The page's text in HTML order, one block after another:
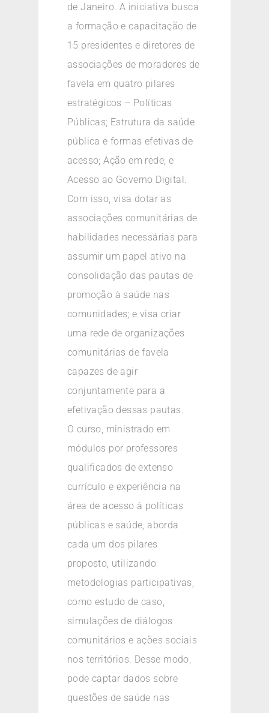
de Janeiro. A iniciativa busca
a formação e capacitação de
15 presidentes e diretores de
associações de moradores de
favela em quatro pilares
estratégicos – Políticas
Públicas; Estrutura da saúde
pública e formas efetivas de
acesso; Ação em rede; e
Acesso ao Governo Digital.
Com isso, visa dotar as
associações comunitárias de
habilidades necessárias para
assumir um papel ativo na
consolidação das pautas de
promoção à saúde nas
comunidades; e visa criar
uma rede de organizações
comunitárias de favela
capazes de agir
conjuntamente para a
efetivação dessas pautas.
O curso, ministrado em
módulos por professores
qualificados de extenso
currículo e experiência na
área de acesso à políticas
públicas e saúde, aborda
cada um dos pilares
proposto, utilizando
metodologias participativas,
como estudo de caso,
simulações de diálogos
comunitários e ações sociais
nos territórios. Desse modo,
pode captar dados sobre
questões de saúde nas